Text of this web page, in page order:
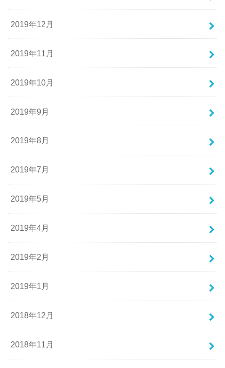
2019年12月
2019年11月
2019年10月
2019年9月
2019年8月
2019年7月
2019年5月
2019年4月
2019年2月
2019年1月
2018年12月
2018年11月